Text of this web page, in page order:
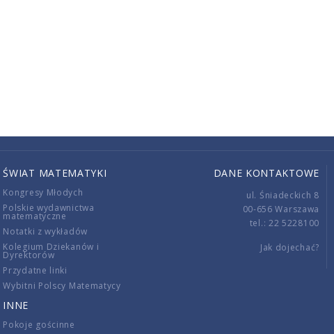
ŚWIAT MATEMATYKI
Kongresy Młodych
Polskie wydawnictwa
matematyczne
Notatki z wykładów
Kolegium Dziekanów i
Dyrektorów
Przydatne linki
Wybitni Polscy Matematycy
INNE
Pokoje gościnne
DANE KONTAKTOWE
ul. Śniadeckich 8
00-656 Warszawa
tel.: 22 5228100
Jak dojechać?